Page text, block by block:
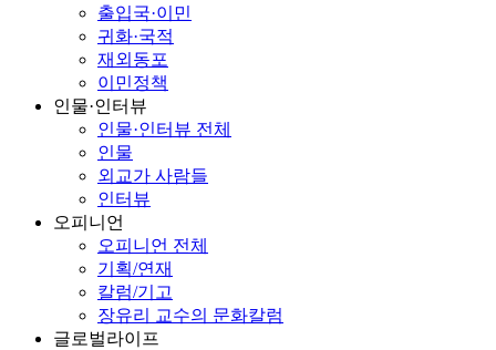
출입국·이민
귀화·국적
재외동포
이민정책
인물·인터뷰
인물·인터뷰 전체
인물
외교가 사람들
인터뷰
오피니언
오피니언 전체
기획/연재
칼럼/기고
장유리 교수의 문화칼럼
글로벌라이프